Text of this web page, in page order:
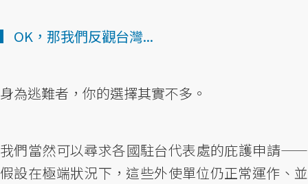
▎OK，那我們反觀台灣...
身為逃難者，你的選擇其實不多。
我們當然可以尋求各國駐台代表處的庇護申請——
假設在極端狀況下，這些外使單位仍正常運作、並